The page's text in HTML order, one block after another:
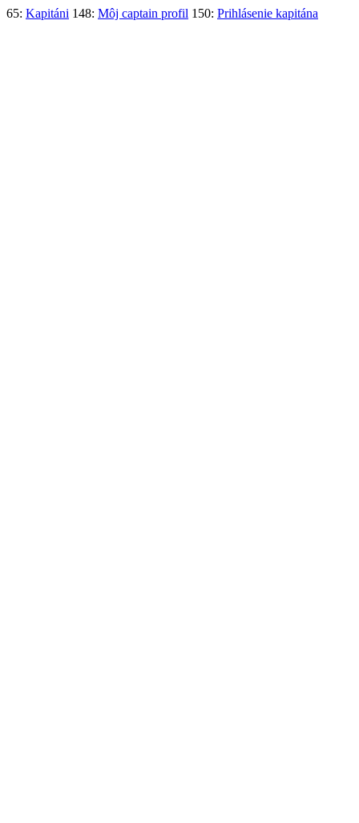
65: Kapitáni 148: Môj captain profil 150: Prihlásenie kapitána